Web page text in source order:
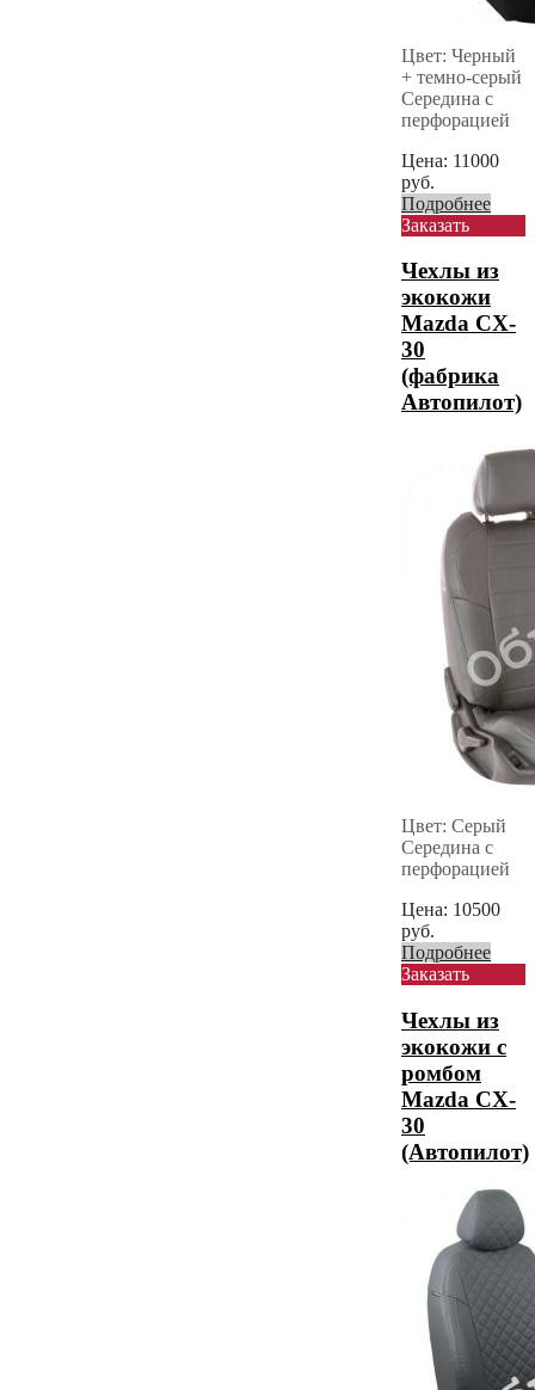
Цвет: Черный
+ темно-серый
Середина с
перфорацией
Цена: 11000
руб.
Подробнее
Заказать
Чехлы из
экокожи
Mazda CX-
30
(фабрика
Автопилот)
Цвет: Серый
Середина с
перфорацией
Цена: 10500
руб.
Подробнее
Заказать
Чехлы из
экокожи с
ромбом
Mazda CX-
30
(Автопилот)